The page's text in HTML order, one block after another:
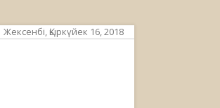
Жексенбі, Қыркүйек 16, 2018